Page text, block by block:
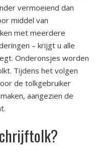
vermoeiend dan
middel van
met meerdere
– krijgt u alle
Onderonsjes worden
Tijdens het volgen
de tolkgebruiker
aangezien de